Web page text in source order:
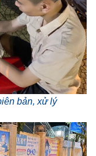
bản, xử lý